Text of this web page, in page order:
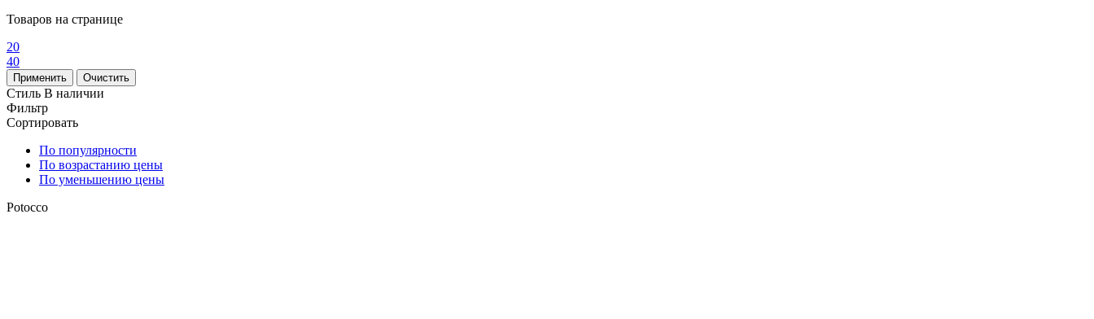
Товаров на странице
20
40
Стиль В наличии
Фильтр
Сортировать
По популярности
По возрастанию цены
По уменьшению цены
Potocco